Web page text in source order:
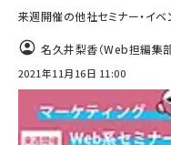
来週開催の他社セミナー・イ
名久井梨香（Web担編集部
2021年11月16日 11:00